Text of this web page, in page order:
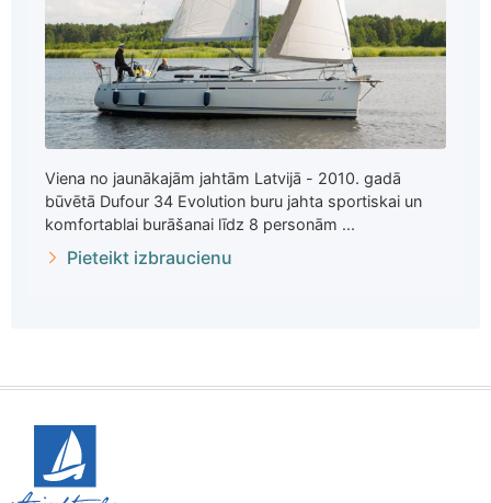
Viena no jaunākajām jahtām Latvijā - 2010. gadā
būvētā Dufour 34 Evolution buru jahta sportiskai un
komfortablai burāšanai līdz 8 personām ...
Pieteikt izbraucienu